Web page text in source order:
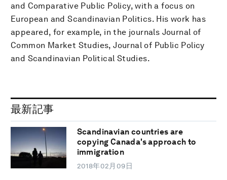
and Comparative Public Policy, with a focus on
European and Scandinavian Politics. His work has
appeared, for example, in the journals Journal of
Common Market Studies, Journal of Public Policy
and Scandinavian Political Studies.
最新記事
Scandinavian countries are
copying Canada's approach to
immigration
2018年02月09日